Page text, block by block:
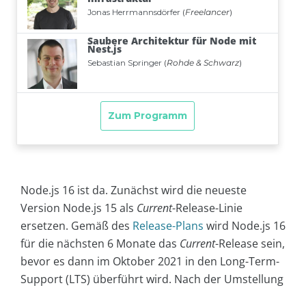
Node.js 16 ist da. Zunächst wird die neueste
Version Node.js 15 als Current-Release-Linie
ersetzen. Gemäß des Release-Plans wird Node.js 16
für die nächsten 6 Monate das Current-Release sein,
bevor es dann im Oktober 2021 in den Long-Term-
Support (LTS) überführt wird. Nach der Umstellung